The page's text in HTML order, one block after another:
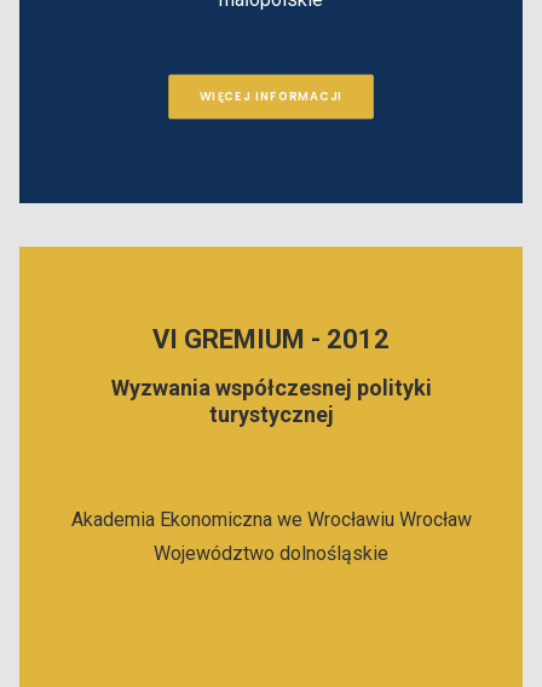
WIĘCEJ INFORMACJI
VI GREMIUM - 2012
Wyzwania współczesnej polityki
turystycznej
Akademia Ekonomiczna we Wrocławiu Wrocław
Województwo dolnośląskie